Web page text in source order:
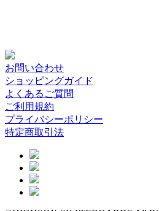
お問い合わせ
ショッピングガイド
よくあるご質問
ご利用規約
プライバシーポリシー
特定商取引法